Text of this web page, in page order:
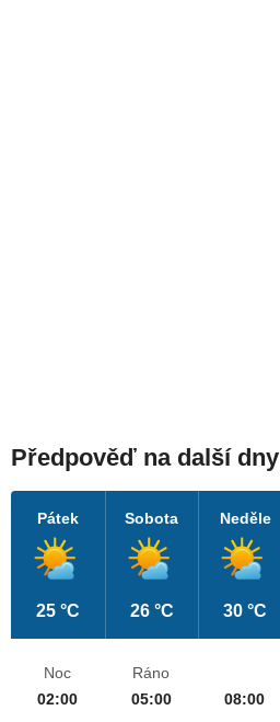
Předpověď na další dny
Pátek
25 °C
Sobota
26 °C
Neděle
30 °C
Noc
02:00
Ráno
05:00
08:00